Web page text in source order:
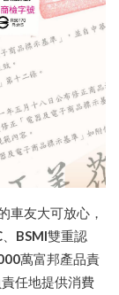
車友大可放心，
BSMI雙重認
萬富邦產品責
任地提供消費